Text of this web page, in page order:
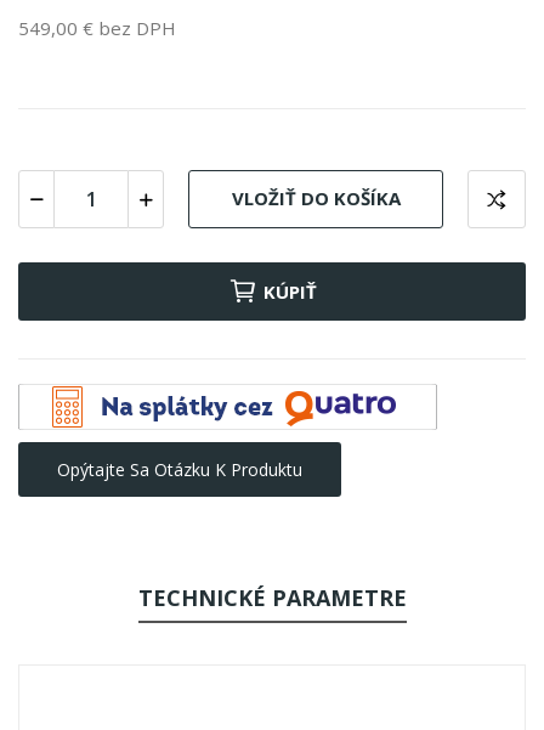
549,00 € bez DPH
VLOŽIŤ DO KOŠÍKA
KÚPIŤ
Opýtajte Sa Otázku K Produktu
TECHNICKÉ PARAMETRE